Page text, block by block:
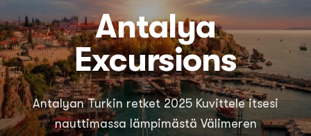
Antalya
Excursions
Antalyan Turkin retket 2025 Kuvittele itsesi
nauttimassa lämpimästä Välimeren